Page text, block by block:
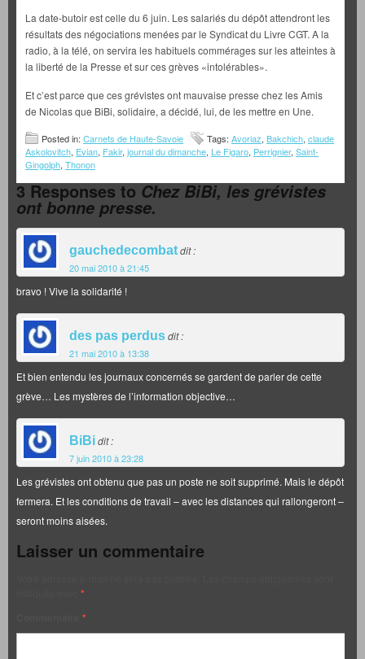
La date-butoir est celle du 6 juin. Les salariés du dépôt attendront les
résultats des négociations menées par le Syndicat du Livre CGT. A la
radio, à la télé, on servira les habituels commérages sur les atteintes à
la liberté de la Presse et sur ces grèves «intolérables».
Et c’est parce que ces grévistes ont mauvaise presse chez les Amis
de Nicolas que BiBi, solidaire, a décidé, lui, de les mettre en Une.
Posted in: Carnets de Haute-Savoie Tags: Avoriaz, Bakchich, claude
Askolovitch, Evian, Fakir, journal du dimanche, Le Figaro, Perrignier, Saint-
Gingolph, Thonon
3 Responses toChez BiBi, les grévistes
ont bonne presse.
gauchedecombatdit :
20 mai 2010 à 21:45
bravo ! Vive la solidarité !
des pas perdusdit :
21 mai 2010 à 13:38
Et bien entendu les journaux concernés se gardent de parler de cette
grève… Les mystères de l’information objective…
BiBidit :
7 juin 2010 à 23:28
Les grévistes ont obtenu que pas un poste ne soit supprimé. Mais le dépôt
fermera. Et les conditions de travail – avec les distances qui rallongeront –
seront moins aisées.
Laisser un commentaire
*
*